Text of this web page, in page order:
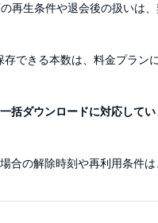
再生条件や退会後の扱いは
存できる本数は、料金プラン
括ダウンロードに対応してい
合の解除時刻や再利用条件